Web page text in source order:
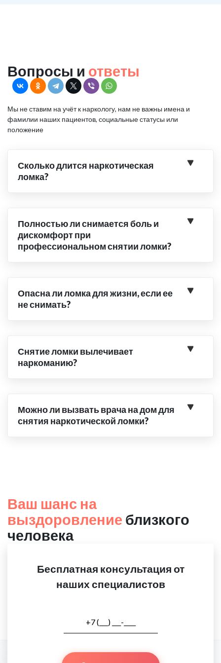
Вопросы и ответы
Мы не ставим на учёт к наркологу, нам не важны имена и
фамилии наших пациентов, социальные статусы или
положение
Сколько длится наркотическая
ломка?
Полностью ли снимается боль и
дискомфорт при
профессиональном снятии ломки?
Опасна ли ломка для жизни, если ее
не снимать?
Снятие ломки вылечивает
наркоманию?
Можно ли вызвать врача на дом для
снятия наркотической ломки?
Ваш шанс на
выздоровление близкого
человека
Бесплатная консультация от
наших специалистов